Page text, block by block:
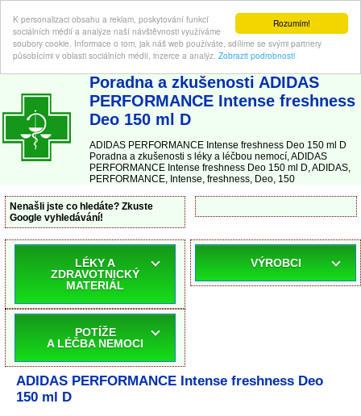
Rozumím!
K personalizaci obsahu a reklam, poskytování funkcí
sociálních médií a analýze naší návštěvnosti využíváme
soubory cookie. Informace o tom, jak náš web používáte, sdílíme se svými partnery
působícími v oblasti sociálních médií, inzerce a analýz. Zobrazit podrobnosti
ABC-LEKARNA.cz | Poradna a zkušenosti s léky a léčbou nemocí
Poradna a zkušenosti ADIDAS
PERFORMANCE Intense freshness
Deo 150 ml D
ADIDAS PERFORMANCE Intense freshness Deo 150 ml D
Poradna a zkušenosti s léky a léčbou nemocí, ADIDAS
PERFORMANCE Intense freshness Deo 150 ml D, ADIDAS,
PERFORMANCE, Intense, freshness, Deo, 150
Nenašli jste co hledáte? Zkuste
Google vyhledávání!
LÉKY A
ZDRAVOTNICKÝ
MATERIÁL
POTÍŽE
A LÉČBA NEMOCI
VÝROBCI
ADIDAS PERFORMANCE Intense freshness Deo
150 ml D